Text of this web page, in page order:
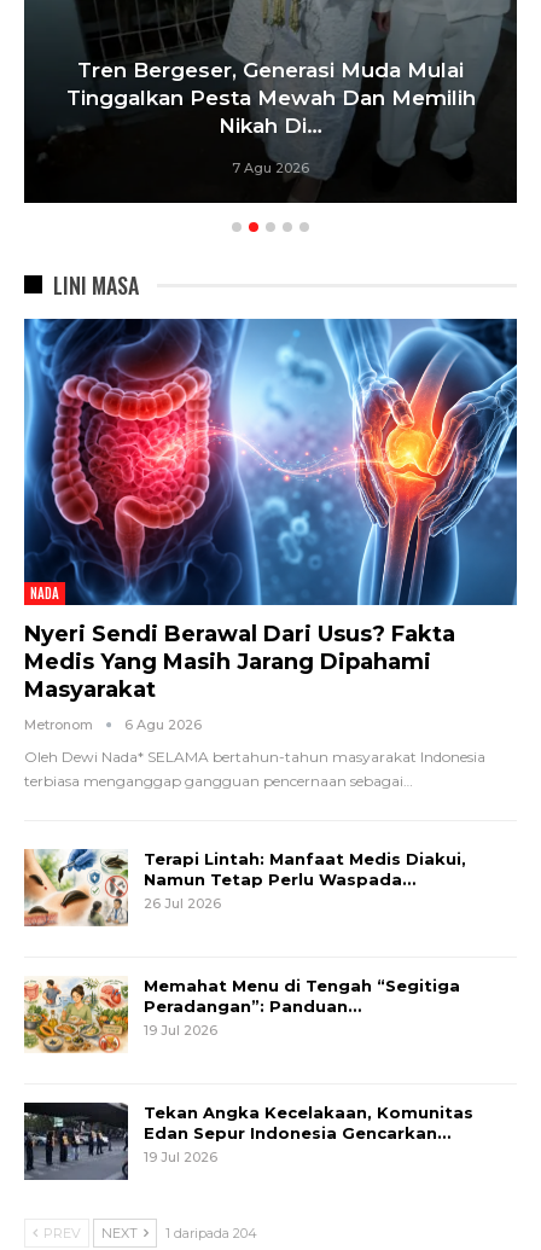
‘Agar Tak Ada Mimpi Yang Terhenti’, IOM
ITB Perkuat Gerakan Beasiswa…
7 Agu 2026
LINI MASA
NADA
Nyeri Sendi Berawal Dari Usus? Fakta
Medis Yang Masih Jarang Dipahami
Masyarakat
Metronom 6 Agu 2026
Oleh Dewi Nada* SELAMA bertahun-tahun masyarakat Indonesia
terbiasa menganggap gangguan pencernaan sebagai…
Terapi Lintah: Manfaat Medis Diakui,
Namun Tetap Perlu Waspada…
26 Jul 2026
Memahat Menu di Tengah “Segitiga
Peradangan”: Panduan…
19 Jul 2026
Tekan Angka Kecelakaan, Komunitas
Edan Sepur Indonesia Gencarkan…
19 Jul 2026
PREV NEXT 1 daripada 204